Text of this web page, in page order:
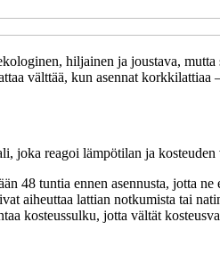
hiljainen ja joustava,
välttää, kun asennat
reagoi lämpötilan ja
48 tuntia ennen asennusta, jotta
aiheuttaa lattian notkumista tai
kosteussulku, jotta vältät